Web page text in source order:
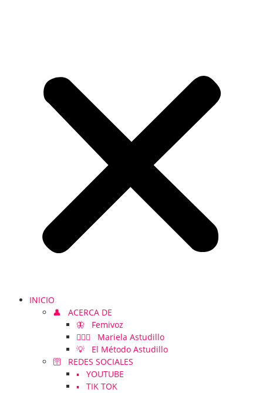
INICIO
👤 ACERCA DE
🦋 Femivoz
👱🏻‍♀️ Mariela Astudillo
💡 El Método Astudillo
🛜 REDES SOCIALES
▪️ YOUTUBE
▪️ TIK TOK